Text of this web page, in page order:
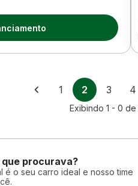
1 2 3 4
Exibindo 1 - 0 de
procurava?
é o seu carro ideal e nosso time